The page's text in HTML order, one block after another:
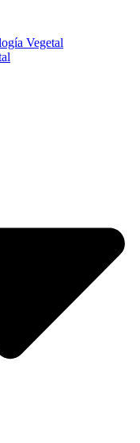
Vegetal